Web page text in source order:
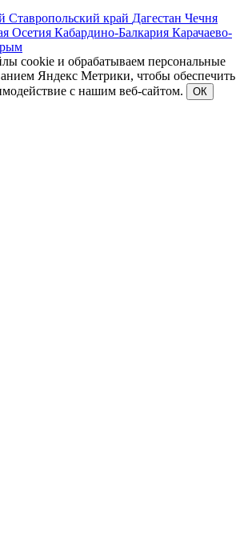
Ставропольский край Дагестан Чечня
Осетия Кабардино-Балкария Карачаево-
cookie и обрабатываем персональные
Яндекс Метрики, чтобы обеспечить
с нашим веб-сайтом.
ОК